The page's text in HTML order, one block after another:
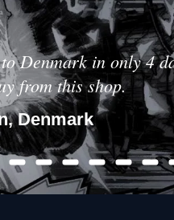
Denmark in only 4
from this shop.
Denmark